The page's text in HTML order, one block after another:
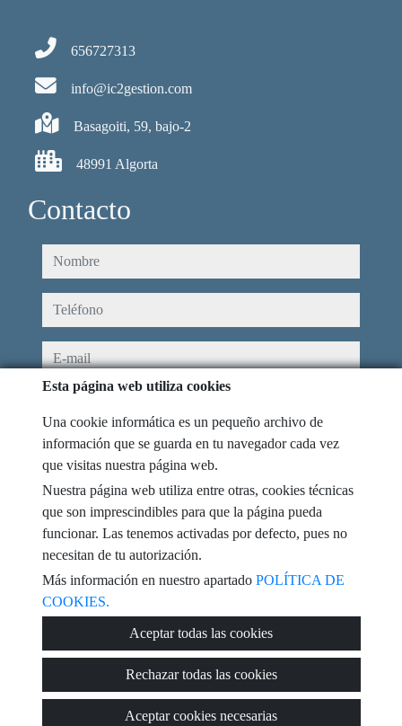
656727313
info@ic2gestion.com
Basagoiti, 59, bajo-2
48991 Algorta
Contacto
nombre
teléfono
e-mail
mensaje
Captcha
Enviar
IC2 Gestión Inmobiliaria·Política de privacidad
Esta página web utiliza cookies
Una cookie informática es un pequeño archivo de
información que se guarda en tu navegador cada vez
que visitas nuestra página web.
Nuestra página web utiliza entre otras, cookies técnicas
que son imprescindibles para que la página pueda
funcionar. Las tenemos activadas por defecto, pues no
necesitan de tu autorización.
Más información en nuestro apartado POLÍTICA DE
COOKIES.
Aceptar todas las cookies
Rechazar todas las cookies
Aceptar cookies necesarias